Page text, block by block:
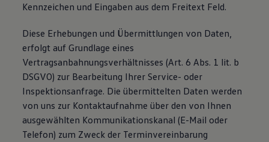
Kennzeichen und Eingaben aus dem Freitext Feld.
Diese Erhebungen und Übermittlungen von Daten,
erfolgt auf Grundlage eines
Vertragsanbahnungsverhältnisses (Art. 6 Abs. 1 lit. b
DSGVO) zur Bearbeitung Ihrer Service- oder
Inspektionsanfrage. Die übermittelten Daten werden
von uns zur Kontaktaufnahme über den von Ihnen
ausgewählten Kommunikationskanal (E-Mail oder
Telefon) zum Zweck der Terminvereinbarung